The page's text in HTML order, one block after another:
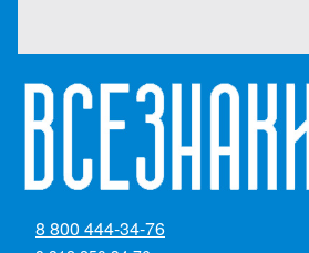
8 800 444-34-76